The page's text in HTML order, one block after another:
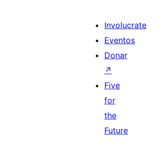
Involucrate
Eventos
Donar
↗
Five
for
the
Future